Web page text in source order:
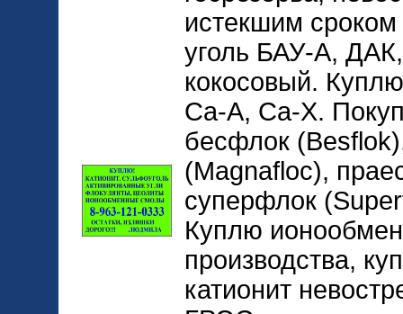
истекшим
уголь БАУ-А,
кокосовый.
Ca-A, Ca-X.
бесфлок
(Magnafloc),
суперфлок
Куплю
производства,
катионит